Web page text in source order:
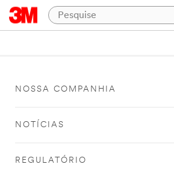
NOSSA COMPANHIA
NOTÍCIAS
REGULATÓRIO